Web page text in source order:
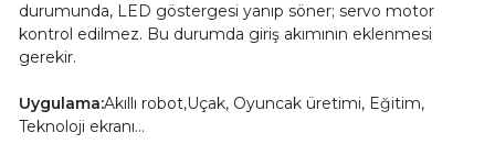
durumunda, LED göstergesi yanıp söner; servo motor
kontrol edilmez. Bu durumda giriş akımının eklenmesi
gerekir.
Uygulama:Akıllı robot,Uçak, Oyuncak üretimi, Eğitim,
Teknoloji ekranı…